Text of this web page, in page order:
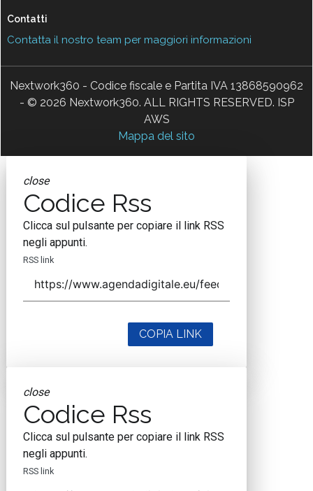
Contatti
Contatta il nostro team per maggiori informazioni
Nextwork360 - Codice fiscale e Partita IVA 13868590962
- © 2026 Nextwork360. ALL RIGHTS RESERVED. ISP
AWS
Mappa del sito
close
Codice Rss
Clicca sul pulsante per copiare il link RSS
negli appunti.
RSS link
COPIA LINK
close
Codice Rss
Clicca sul pulsante per copiare il link RSS
negli appunti.
RSS link